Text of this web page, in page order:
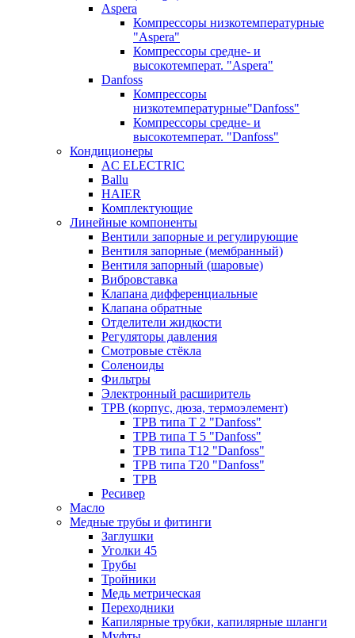
Aspera
Компрессоры низкотемпературные
"Aspera"
Компрессоры средне- и
высокотемперат. "Aspera"
Danfoss
Компрессоры
низкотемпературные"Danfoss"
Компрессоры средне- и
высокотемперат. "Danfoss"
Кондиционеры
AC ELECTRIC
Ballu
HAIER
Комплектующие
Линейные компоненты
Вентили запорные и регулирующие
Вентиля запорные (мембранный)
Вентиля запорный (шаровые)
Вибровставка
Клапана дифференциальные
Клапана обратные
Отделители жидкости
Регуляторы давления
Смотровые стёкла
Соленоиды
Фильтры
Электронный расширитель
ТРВ (корпус, дюза, термоэлемент)
ТРВ типа Т 2 "Danfoss"
ТРВ типа Т 5 "Danfoss"
ТРВ типа Т12 "Danfoss"
ТРВ типа Т20 "Danfoss"
ТРВ
Ресивер
Масло
Медные трубы и фитинги
Заглушки
Уголки 45
Трубы
Тройники
Медь метрическая
Переходники
Капилярные трубки, капилярные шланги